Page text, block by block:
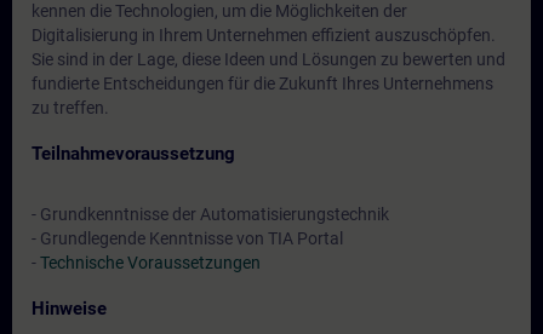
kennen die Technologien, um die Möglichkeiten der
Digitalisierung in Ihrem Unternehmen effizient auszuschöpfen.
Sie sind in der Lage, diese Ideen und Lösungen zu bewerten und
fundierte Entscheidungen für die Zukunft Ihres Unternehmens
zu treffen.
Teilnahmevoraussetzung
- Grundkenntnisse der Automatisierungstechnik
- Grundlegende Kenntnisse von TIA Portal
-Technische Voraussetzungen
Hinweise